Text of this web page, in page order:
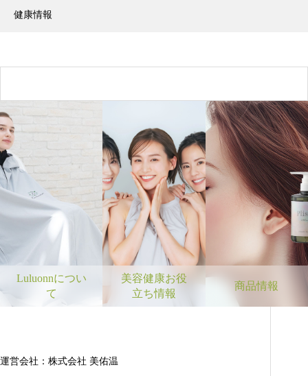
健康情報
Luluonnについ
て
美容健康お役
立ち情報
商品情報
運営会社：株式会社 美佑温